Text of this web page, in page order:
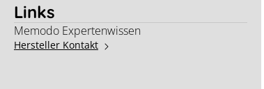
Links
Memodo Expertenwissen
Hersteller Kontakt